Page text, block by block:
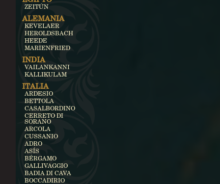
ZEITÚN
ALEMANIA
KEVELAER
HEROLDSBACH
HEEDE
MARIENFRIED
INDIA
VAILANKANNI
KALLIKULAM
ITALIA
ARDESIO
BETTOLA
CASALBORDINO
CERRETO DI
SORANO
ARCOLA
CUSSANIO
ADRO
ASÍS
BÉRGAMO
GALLIVAGGIO
BADIA DI CAVA
BOCCADIRIO